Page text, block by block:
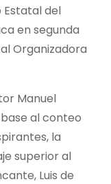
Estatal del
en segunda
Organizadora
Manuel
al conteo
la
superior al
Luis de